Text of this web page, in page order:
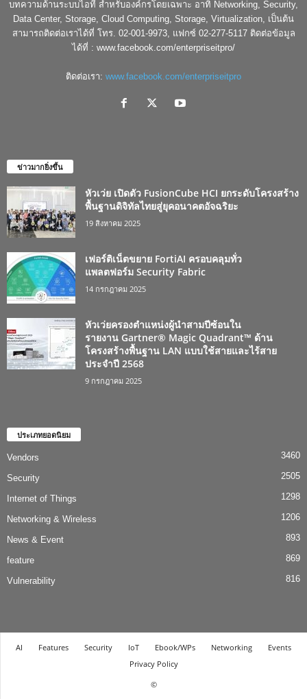
บทความด้านระบบไอที สำหรับองค์กรโดยเฉพาะ อาทิ Networking, Security,
Data Center, Storage, Cloud Computing, Storage, Virtualization, เป็นต้น
สามารถติดต่อเราได้ที่ โทร. 02-001-9973, แฟกซ์ 02-277-5117 ติดต่อข้อมูล
ได้ที่ : www.facebook.com/enterpriseitpro/
ติดต่อเรา: www.facebook.com/enterpriseitpro
ข่าวมากยิ่งขึ้น
หัวเว่ย เปิดตัว FusionCube HCI ยกระดับโครงสร้าง
พื้นฐานดิจิทัลไทยสู่ยุคอนาคตอัจฉริยะ
19 สิงหาคม 2025
เฟอร์ติเน็ตขยาย FortiAI ครอบคลุมทั่ว
แพลตฟอร์ม Security Fabric
14 กรกฎาคม 2025
หัวเว่ยครองตำแหน่งผู้นำสามปีซ้อนใน
รายงาน Gartner® Magic Quadrant™ ด้าน
โครงสร้างพื้นฐาน LAN แบบใช้สายและไร้สาย
ประจำปี 2568
9 กรกฎาคม 2025
ประเภทยอดนิยม
Vendors 3460
Security 2505
Internet of Things 1298
Networking & Wireless 1206
News & Event 893
feature 869
Vulnerability 816
AI Features Security IoT Ebook/WPs Networking
Events
Privacy Policy
©